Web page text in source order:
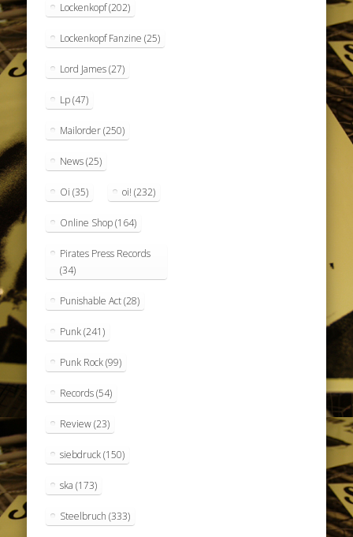
Lockenkopf(202)
Lockenkopf Fanzine (25)
Lord James(27)
Lp(47)
Mailorder(250)
News(25)
Oi (35) oi! (232)
Online Shop(164)
Pirates Press Records
(34)
Punishable Act(28)
Punk(241)
Punk Rock(99)
Records(54)
Review(23)
siebdruck(150)
ska (173)
Steelbruch (333)